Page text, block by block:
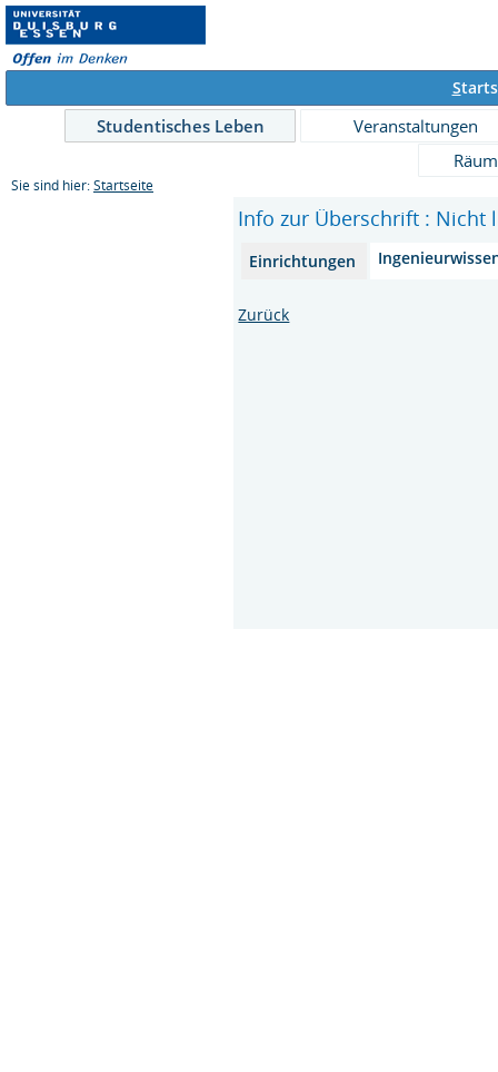
S
Studentisches Leben
Veranstaltungen
Sie sind hier: Startseite
Info zur Überschrift : Nicht
Einrichtungen
Zurück